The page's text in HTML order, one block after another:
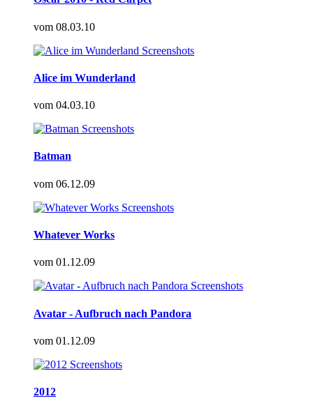
vom 08.03.10
Alice im Wunderland
vom 04.03.10
Batman
vom 06.12.09
Whatever Works
vom 01.12.09
Avatar - Aufbruch nach Pandora
vom 01.12.09
2012